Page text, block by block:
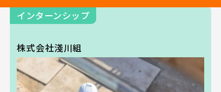
皆さんとお会いできることを心から楽しみにしていま
インターンシップ
株式会社淺川組